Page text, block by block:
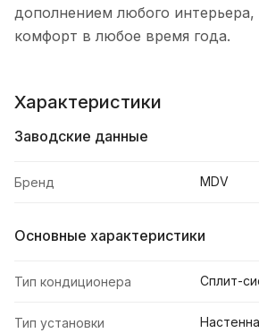
дополнением любого интерьера,
комфорт в любое время года.
Характеристики
Заводские данные
Бренд MDV
Основные характеристики
Тип кондиционера Сплит-
Тип установки